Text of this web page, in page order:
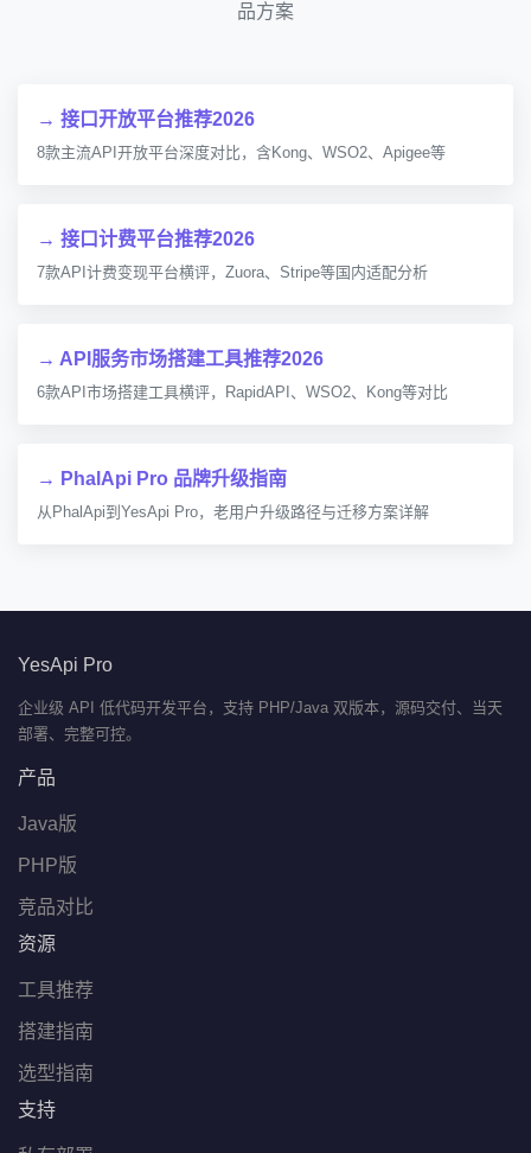
品方案
→ 接口开放平台推荐2026
8款主流API开放平台深度对比，含Kong、WSO2、Apigee等
→ 接口计费平台推荐2026
7款API计费变现平台横评，Zuora、Stripe等国内适配分析
→ API服务市场搭建工具推荐2026
6款API市场搭建工具横评，RapidAPI、WSO2、Kong等对比
→ PhalApi Pro 品牌升级指南
从PhalApi到YesApi Pro，老用户升级路径与迁移方案详解
YesApi Pro
企业级 API 低代码开发平台，支持 PHP/Java 双版本，源码交付、当天
部署、完整可控。
产品
Java版
PHP版
竞品对比
资源
工具推荐
搭建指南
选型指南
支持